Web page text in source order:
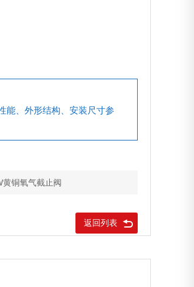
能、外形结构、安装尺寸参
铜氧气截止阀
返回列表